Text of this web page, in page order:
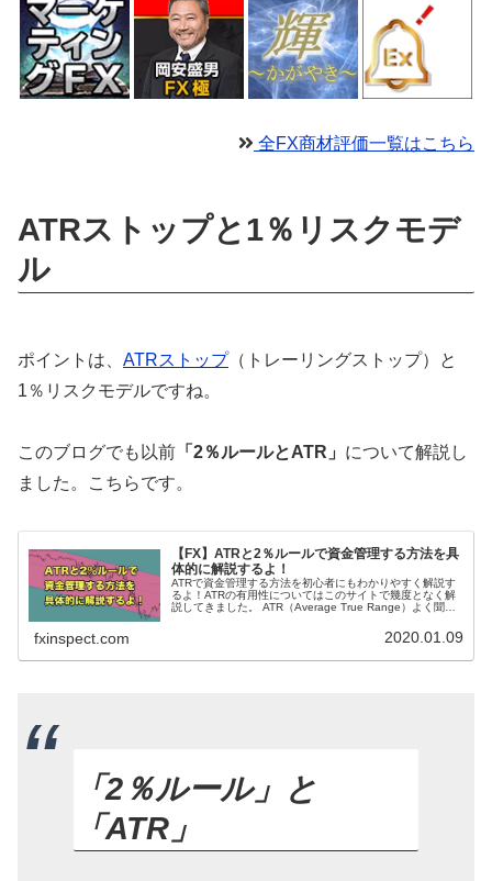
全FX商材評価一覧はこちら
ATRストップと1％リスクモデ
ル
ポイントは、 ATRストップ（トレーリングストップ）と
1％リスクモデルですね。
このブログでも以前 「2％ルールとATR」 について解説し
ました。こちらです。
【FX】ATRと2％ルールで資金管理する方法を具
体的に解説するよ！
ATRで資金管理する方法を初心者にもわかりやすく解説す
るよ！ATRの有用性についてはこのサイトで幾度となく解
説してきました。 ATR（Average True Range）よく聞く
fxinspect.com 2020.01.09
「2％ルール」と
「ATR」